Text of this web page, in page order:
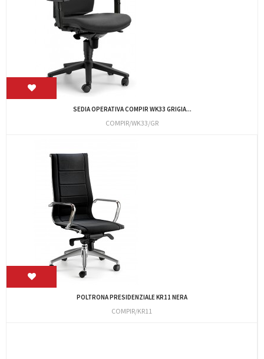
SEDIA OPERATIVA COMPIR WK33 GRIGIA...
COMPIR/WK33/GR
POLTRONA PRESIDENZIALE KR11 NERA
COMPIR/KR11